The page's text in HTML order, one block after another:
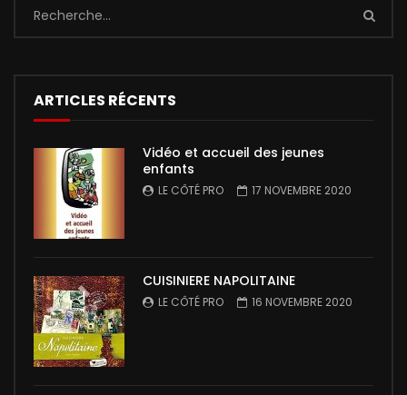
ARTICLES RÉCENTS
Vidéo et accueil des jeunes
enfants
LE CÔTÉ PRO 17 NOVEMBRE 2020
CUISINIERE NAPOLITAINE
LE CÔTÉ PRO 16 NOVEMBRE 2020